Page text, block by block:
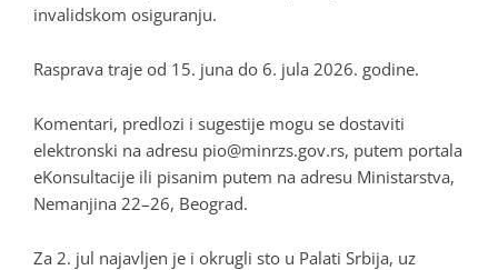
invalidskom osiguranju.
Rasprava traje od 15. juna do 6. jula 2026. godine.
Komentari, predlozi i sugestije mogu se dostaviti
elektronski na adresu pio@minrzs.gov.rs, putem portala
eKonsultacije ili pisanim putem na adresu Ministarstva,
Nemanjina 22–26, Beograd.
Za 2. jul najavljen je i okrugli sto u Palati Srbija, uz